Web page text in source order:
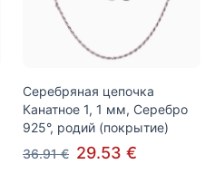
Серебряная цепочка
Канатное 1, 1 мм, Серебро
925°, родий (покрытие)
36.91 € 29.53 €